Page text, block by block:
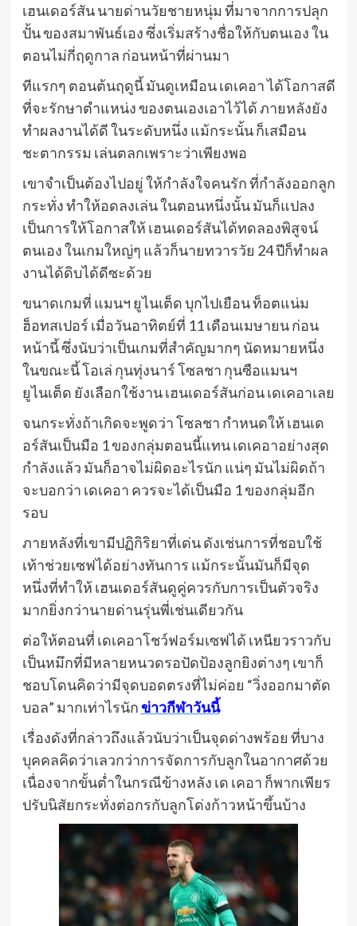
เฮนเดอร์สัน นายด่านวัยชายหนุ่ม ที่มาจากการปลุก
ปั้น ของสมาพันธ์เอง ซึ่งเริ่มสร้างชื่อให้กับตนเอง ใน
ตอนไม่กี่ฤดูกาล ก่อนหน้าที่ผ่านมา
ทีแรกๆ ตอนต้นฤดูนี้ มันดูเหมือน เดเคอา ได้โอกาสดี
ที่จะรักษาตำแหน่ง ของตนเองเอาไว้ได้ ภายหลังยัง
ทำผลงานได้ดี ในระดับหนึ่ง แม้กระนั้น ก็เสมือน
ชะตากรรม เล่นตลกเพราะว่าเพียงพอ
เขาจำเป็นต้องไปอยู่ ให้กำลังใจคนรัก ที่กำลังออกลูก
กระทั่ง ทำให้อดลงเล่น ในตอนหนึ่งนั้น มันก็แปลง
เป็นการให้โอกาสให้ เฮนเดอร์สันได้ทดลองพิสูจน์
ตนเอง ในเกมใหญ่ๆ แล้วก็นายทวารวัย 24 ปีก็ทำผล
งานได้ดิบได้ดีซะด้วย
ขนาดเกมที่ แมนฯ ยูไนเต็ด บุกไปเยือน ท็อตแน่ม
ฮ็อทสเปอร์ เมื่อวันอาทิตย์ที่ 11 เดือนเมษายน ก่อน
หน้านี้ ซึ่งนับว่าเป็นเกมที่สำคัญมากๆ นัดหมายหนึ่ง
ในขณะนี้ โอเล่ กุนทุ่งนาร์ โซลชา กุนซือแมนฯ
ยูไนเต็ด ยังเลือกใช้งาน เฮนเดอร์สันก่อน เดเคอาเลย
จนกระทั่งถ้าเกิดจะพูดว่า โซลชา กำหนดให้ เฮนเด
อร์สันเป็นมือ 1 ของกลุ่มตอนนี้แทน เดเคอาอย่างสุด
กำลังแล้ว มันก็อาจไม่ผิดอะไรนัก แน่ๆ มันไม่ผิดถ้า
จะบอกว่า เดเคอา ควรจะได้เป็นมือ 1 ของกลุ่มอีก
รอบ
ภายหลังที่เขามีปฏิกิริยาที่เด่น ดังเช่นการที่ชอบใช้
เท้าช่วยเซฟได้อย่างทันการ แม้กระนั้นมันก็มีจุด
หนึ่งที่ทำให้ เฮนเดอร์สันดูคู่ควรกับการเป็นตัวจริง
มากยิ่งกว่านายด่านรุ่นพี่เช่นเดียวกัน
ต่อให้ตอนที่ เดเคอาโชว์ฟอร์มเซฟได้ เหนียวราวกับ
เป็นหมึกที่มีหลายหนวดรอปัดป้องลูกยิงต่างๆ เขาก็
ชอบโดนคิดว่ามีจุดบอดตรงที่ไม่ค่อย “วิ่งออกมาตัด
บอล” มากเท่าไรนักข่าวกีฬาวันนี้
เรื่องดังที่กล่าวถึงแล้วนับว่าเป็นจุดด่างพร้อย ที่บาง
บุคคลคิดว่าเลวกว่าการจัดการกับลูกในอากาศด้วย
เนื่องจากขั้นต่ำในกรณีข้างหลัง เด เคอา ก็พากเพียร
ปรับนิสัยกระทั่งต่อกรกับลูกโด่งก้าวหน้าขึ้นบ้าง